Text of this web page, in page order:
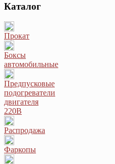
Каталог
Прокат
Боксы
автомобильные
Предпусковые
подогреватели
двигателя
220В
Распродажа
Фаркопы